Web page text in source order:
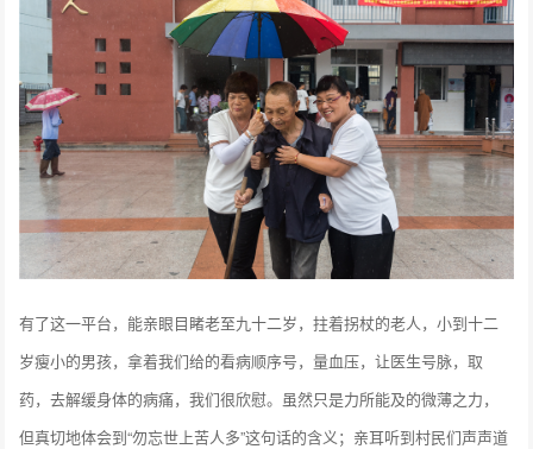
有了这一平台，能亲眼目睹老至九十二岁，拄着拐杖的老人，小到十二
岁瘦小的男孩，拿着我们给的看病顺序号，量血压，让医生号脉，取
药，去解缓身体的病痛，我们很欣慰。虽然只是力所能及的微薄之力，
但真切地体会到“勿忘世上苦人多”这句话的含义；亲耳听到村民们声声道